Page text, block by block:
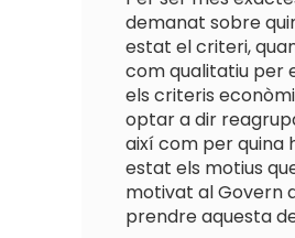
demanat sobre
estat el criteri,
com qualitatiu per
els criteris
optar a dir
així com per quina
estat els motius
motivat al Govern
prendre aquesta